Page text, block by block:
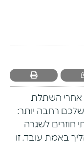
אחרי השתלת
רחבה יותר:
חוזרים לשגרה
באמת עובד. זו